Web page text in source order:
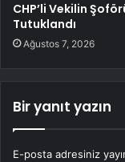
CHP’li Vekilin
Tutuklandı
Ağustos 7, 2026
Bir yanıt yazın
E-posta adresiniz